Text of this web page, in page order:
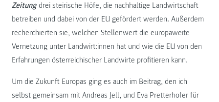
Zeitungdrei steirische Höfe, die nachhaltige Landwirtschaft
betreiben und dabei von der EU gefördert werden. Außerdem
recherchierten sie, welchen Stellenwert die europaweite
Vernetzung unter Landwirt:innen hat und wie die EU von den
Erfahrungen österreichischer Landwirte profitieren kann.
Um die Zukunft Europas ging es auch im Beitrag, den ich
selbst gemeinsam mit Andreas Jell, und Eva Pretterhofer für